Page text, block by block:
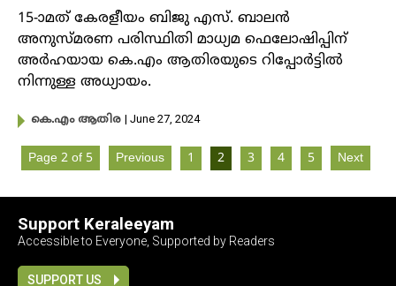
15-ാമത് കേരളീയം ബിജു എസ്. ബാലൻ
അനുസ്മരണ പരിസ്ഥിതി മാധ്യമ ഫെലോഷിപ്പിന്
അർഹയായ കെ.എം ആതിരയുടെ റിപ്പോർട്ടിൽ
നിന്നുള്ള അധ്യായം.
കെ.എം ആതിര | June 27, 2024
Page 2 of 5 Previous 1 2 3 4 5 Next
Support Keraleeyam
Accessible to Everyone, Supported by Readers
SUPPORT US